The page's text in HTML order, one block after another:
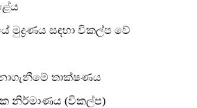
මුද්‍රණය සඳහා විකල්ප වේ
තාක්ෂණය
නිර්මාණය (විකල්ප)